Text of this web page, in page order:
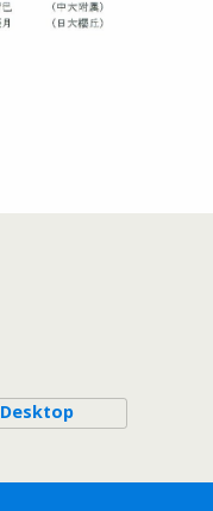
Desktop